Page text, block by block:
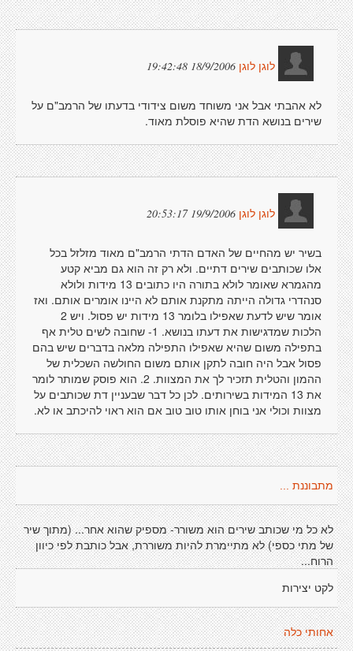
לוגן לוגן 18/9/2006 19:42:48
לא אהבתי אבל אני משוחד משום צידודי בדעתו של הרמב"ם על
שירים בנושא הדת שהיא פוסלת מאוד.
לוגן לוגן 19/9/2006 20:53:17
בשיר יש מהחיים של האדם הדתי הרמב"ם מאוד מזלזל בכל
אלו שכותבים שירים דתיים. ולא רק זה הוא גם מביא קטע
מהגמרא שאומר לולא בתורה היו כתובים 13 מידות ולולא
סנהדרי גדולה הייתה מתקנת אותם לא היינו אומרים אותם. ואז
אומר שיש לדעת שאפילו בלומר 13 מידות יש פסול. ויש 2
הלכות שמדגישות את דעתו בנושא. 1- שחובה לשים טלית אף
בתפילה משום שהיא שאפילו התפילה מלאה בדברים שיש בהם
פסול אבל היה חובה לתקן אותם משום החולשה השכלית של
ההמון והטלית תזכיר לך את המצוות. 2. הוא פוסק שמותר לומר
את 13 המידות בשירותים. לכן כל דבר שבעניין דת שכותבים על
מצוות וכולי אני בוחן אותו טוב טוב אם הוא ראוי להיכתב או לא.
מתבוננת ...
לא כל מי שכותב שירים הוא משורר- מספיק שהוא אחר... (מתוך שיר
של מתי כספי) לא מתיימרת להיות משוררת, אבל כותבת לפי כיוון
הרוח...
לקט יצירות
אחותי כלה